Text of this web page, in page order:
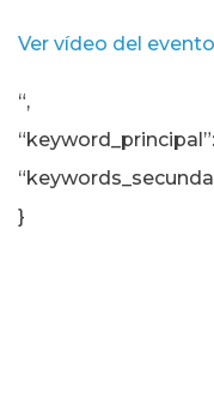
Ver vídeo del
“,
}